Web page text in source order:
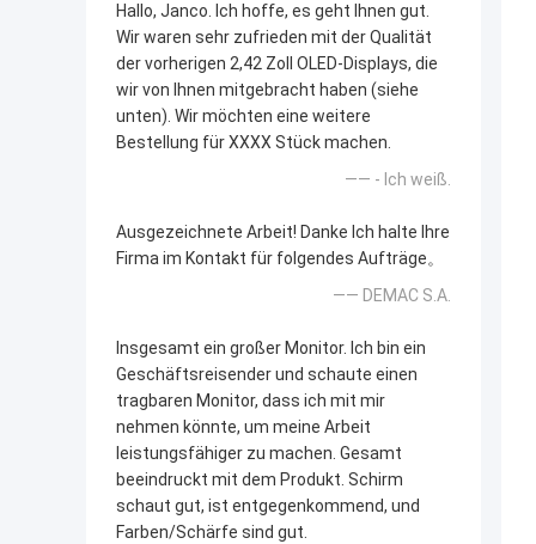
Hallo, Janco. Ich hoffe, es geht Ihnen gut.
Wir waren sehr zufrieden mit der Qualität
der vorherigen 2,42 Zoll OLED-Displays, die
wir von Ihnen mitgebracht haben (siehe
unten). Wir möchten eine weitere
Bestellung für XXXX Stück machen.
—— - Ich weiß.
Ausgezeichnete Arbeit! Danke Ich halte Ihre
Firma im Kontakt für folgendes Aufträge。
—— DEMAC S.A.
Insgesamt ein großer Monitor. Ich bin ein
Geschäftsreisender und schaute einen
tragbaren Monitor, dass ich mit mir
nehmen könnte, um meine Arbeit
leistungsfähiger zu machen. Gesamt
beeindruckt mit dem Produkt. Schirm
schaut gut, ist entgegenkommend, und
Farben/Schärfe sind gut.